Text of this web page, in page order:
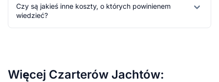
Czy są jakieś inne koszty, o których powinienem
wiedzieć?
Więcej Czarterów Jachtów: